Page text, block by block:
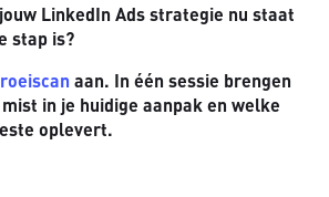
LinkedIn Ads strategie nu staat
stap is?
aan. In één sessie brengen
in je huidige aanpak en welke
oplevert.